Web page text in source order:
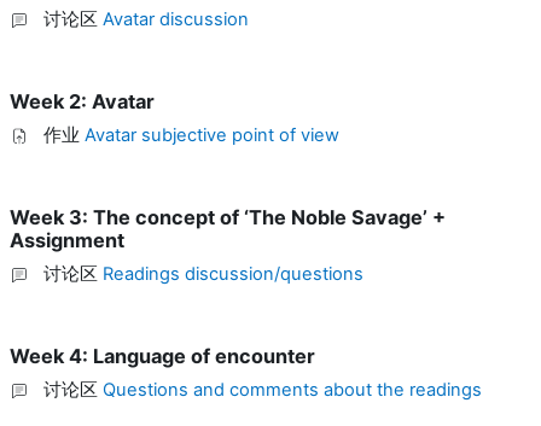
讨论区 Avatar discussion
Week 2: Avatar
作业 Avatar subjective point of view
Week 3: The concept of ‘The Noble Savage’ +
Assignment
讨论区 Readings discussion/questions
Week 4: Language of encounter
讨论区 Questions and comments about the readings